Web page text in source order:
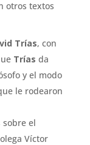
otros textos
Trías, con
Trías da
y el modo
le rodearon
sobre el
Víctor